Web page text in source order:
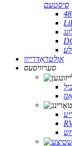
סיסטעם
אולטראַדרייוו
סערוויסעס